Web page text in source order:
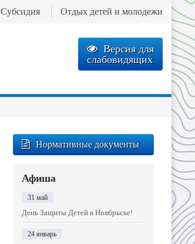
Версия для
слабовидящих
Субсидия Отдых детей и молодежи
Нормативные документы
Афиша
31 май
День Защиты Детей в Ноябрьске!
24 январь